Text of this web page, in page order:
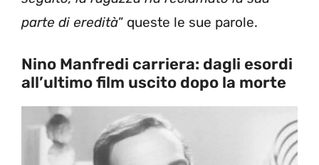
parte di eredità” queste le sue parole.
Nino Manfredi carriera: dagli esordi
all’ultimo film uscito dopo la morte